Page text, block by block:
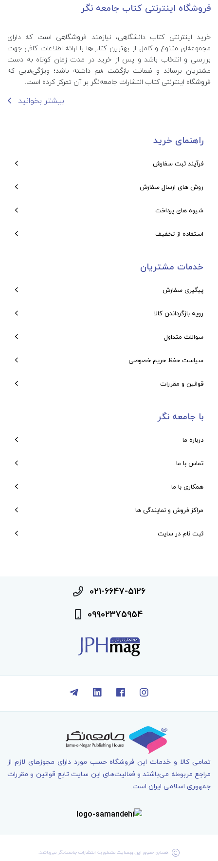
فروشگاه اینترنتی کتاب جامعه نگر
خرید اینترنتی کتاب‌ دانشگاهی، نیازمند فروشگاهی است که دارای
مجموعه‌ای متنوع و کامل از بهترین کتاب‌ها با ارائه اطلاعات کافی جهت
بررسی و انتخاب باشد و پس از خرید در مدت زمان کوتاه به دست
مشتریان برساند و ضمانت بازگشت هم داشته باشد؛ ویژگی‌هایی که
فروشگاه اینترنتی کتاب انتشارات جامعه‌نگر بر آن تمرکز کرده است.
بیشتر بخوانید
راهنمای خرید
فرآیند ثبت سفارش
روش های ارسال سفارش
شیوه های پرداخت
استفاده از تخفیف
خدمات مشتریان
پیگیری سفارش
رویه بازگرداندن کالا
سوالات متداول
سیاست حفظ حریم خصوصی
قوانین و مقررات
با جامعه نگر
درباره ما
تماس با ما
همکاری با ما
مراکز فروش و نمایندگی ها
ثبت نام در سایت
021-6647-5126
09902375954
تمامی کالا و خدمات اين فروشگاه حسب مورد دارای مجوزهای لازم از
مراجع مربوطه می‌باشند و فعاليت‌های اين سايت تابع قوانين و مقررات
جمهوری اسلامی ايران است.
همه‌ی حقوق اين وبسايت متعلق به انتشارات جامعه­‌نگر می‌باشد.